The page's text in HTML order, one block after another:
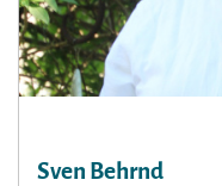
Sven Behrnd